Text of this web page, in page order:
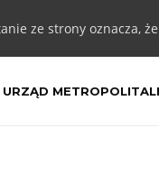
ze strony oznacza,
URZĄD